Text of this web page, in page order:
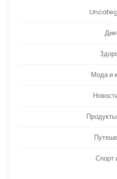
Мода и
Спорт